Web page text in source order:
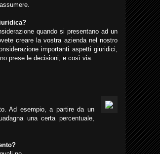
quando si presentano ad un
creare la vostra azienda nel nostro
importanti aspetti giuridici,
prese le decisioni, e così via.
Ad esempio, a partire da un
una certa percentuale,